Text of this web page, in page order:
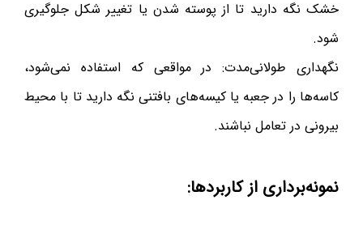
خشک نگه دارید تا از پوسته شدن یا تغییر شکل جلوگیری
شود.
نگهداری طولانی‌مدت: در مواقعی که استفاده نمی‌شود،
کاسه‌ها را در جعبه یا کیسه‌های بافتنی نگه دارید تا با محیط
بیرونی در تعامل نباشند.
نمونه‌برداری از کاربردها: